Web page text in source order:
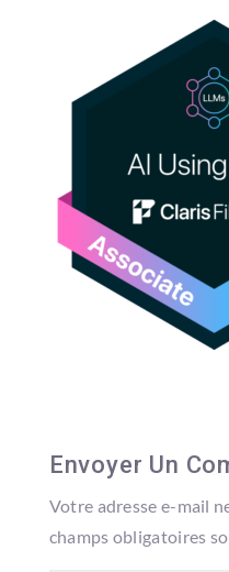
Envoyer Un
Votre adresse e-mail
champs obligatoires